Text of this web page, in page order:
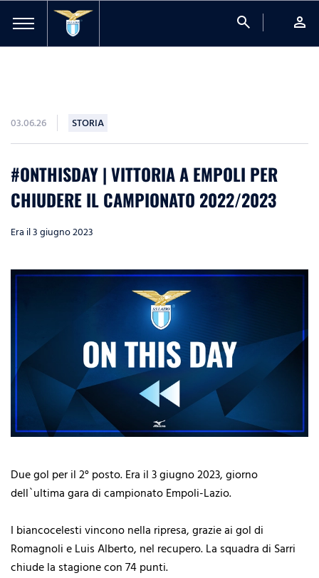
search person
03.06.26 STORIA
#ONTHISDAY | VITTORIA A EMPOLI PER
CHIUDERE IL CAMPIONATO 2022/2023
Era il 3 giugno 2023
Due gol per il 2° posto. Era il 3 giugno 2023, giorno
dell`ultima gara di campionato Empoli-Lazio.
I biancocelesti vincono nella ripresa, grazie ai gol di
Romagnoli e Luis Alberto, nel recupero. La squadra di Sarri
chiude la stagione con 74 punti.